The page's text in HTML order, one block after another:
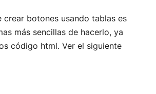
crear botones usando tablas es
más sencillas de hacerlo, ya
código html. Ver el siguiente